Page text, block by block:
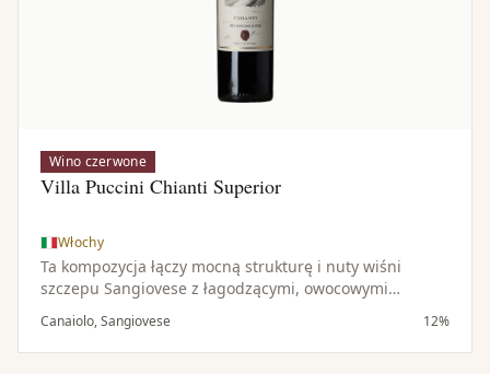
Wino czerwone
Villa Puccini Chianti Superior
Włochy
Ta kompozycja łączy mocną strukturę i nuty wiśni
szczepu Sangiovese z łagodzącymi, owocowymi
cechami Canaiolo, dając harmonijne i zrównoważone
wino.
Canaiolo, Sangiovese 12%